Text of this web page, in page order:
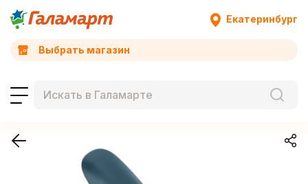
Екатеринбург
Выбрать магазин